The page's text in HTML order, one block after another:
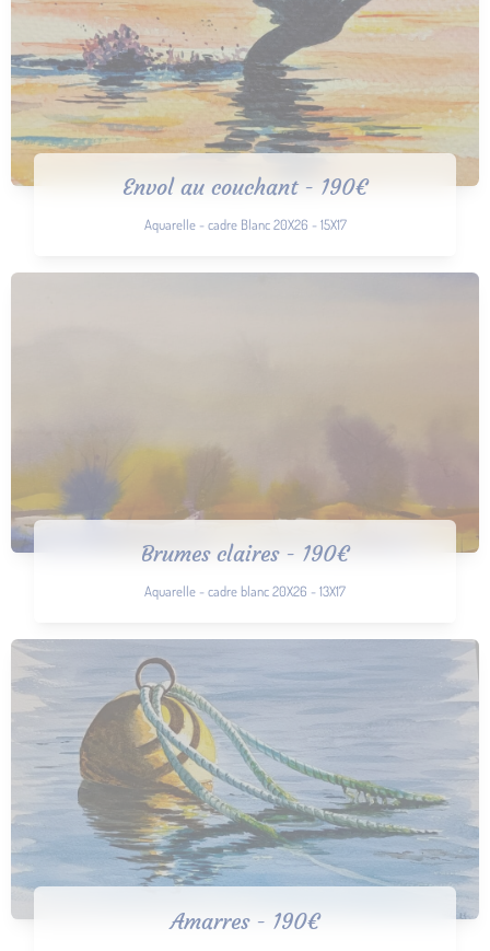
Envol au couchant - 190€
Aquarelle - cadre Blanc 20X26 - 15X17
Brumes claires - 190€
Aquarelle - cadre blanc 20X26 - 13X17
Amarres - 190€